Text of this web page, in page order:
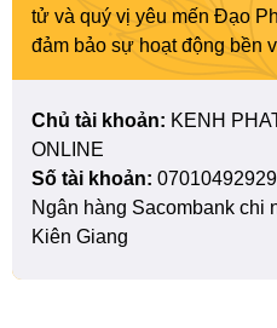
tử và quý vị yêu mến Đạo
đảm bảo sự hoạt động bền
Chủ tài khoản: KENH
ONLINE
Số tài khoản:
Ngân hàng Sacombank chi
Kiên Giang